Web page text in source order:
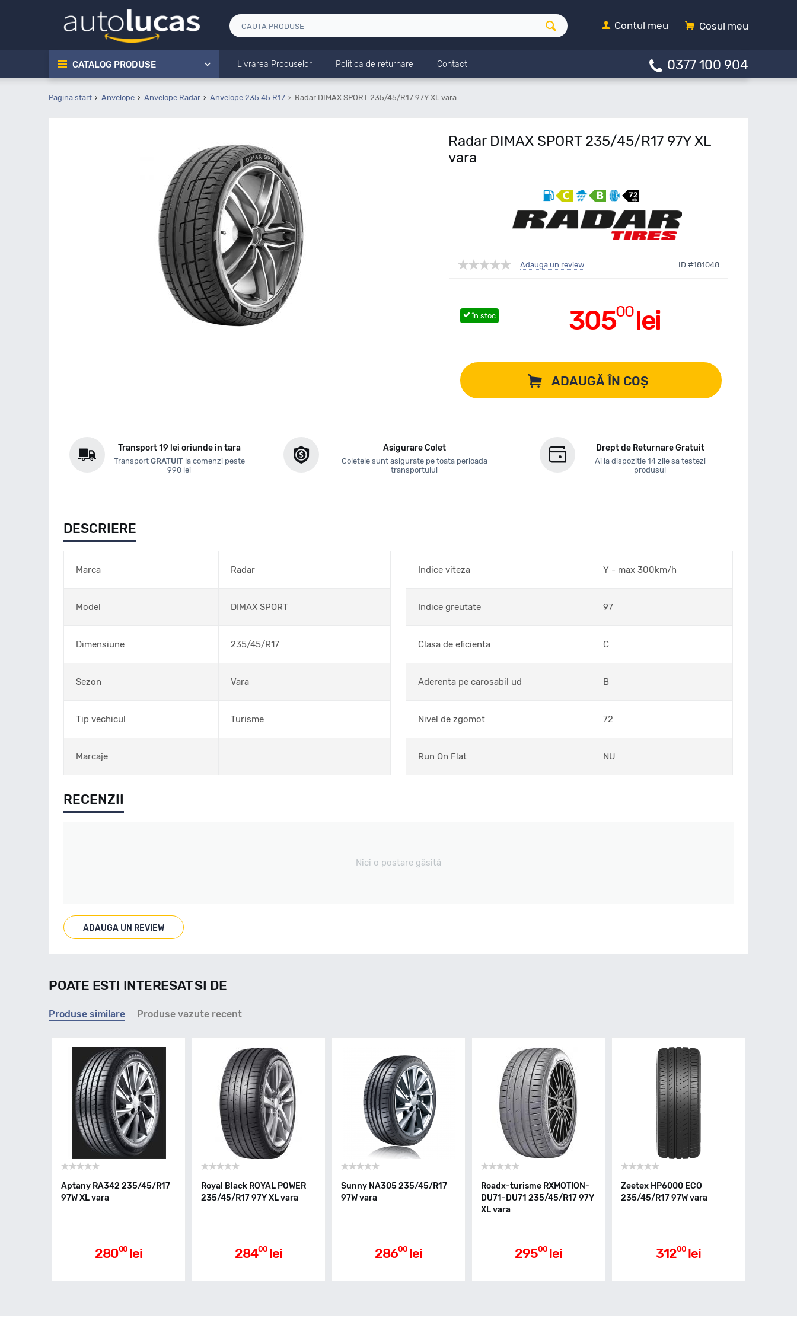
Cosul meu
Contul meu
CATALOG PRODUSE Livrarea Produselor Politica de returnare Contact 0377 100 904
Pagina start Anvelope Anvelope Radar Anvelope 235 45 R17 Radar DIMAX SPORT 235/45/R17 97Y XL vara
Radar DIMAX SPORT 235/45/R17 97Y XL
vara
Adauga un review ID #181048
30500lei
în stoc
ADAUGĂ ÎN COȘ
Transport 19 lei oriunde in tara
Transport GRATUITla comenzi peste
990 lei
Asigurare Colet
Coletele sunt asigurate pe toata perioada
transportului
Drept de Returnare Gratuit
Ai la dispozitie 14 zile sa testezi
produsul
DESCRIERE
Marca Radar
Model DIMAX SPORT
Dimensiune 235/45/R17
Sezon Vara
Tip vechicul Turisme
Marcaje
Indice viteza Y - max 300km/h
Indice greutate 97
Clasa de eficienta C
Aderenta pe carosabil ud B
Nivel de zgomot 72
Run On Flat NU
RECENZII
Nici o postare găsită
ADAUGA UN REVIEW
POATE ESTI INTERESAT SI DE
Produse similare Produse vazute recent
Aptany RA342 235/45/R17
97W XL vara
28000 lei
Royal Black ROYAL POWER
235/45/R17 97Y XL vara
28400 lei
Sunny NA305 235/45/R17
97W vara
28600 lei
Roadx-turisme RXMOTION-
DU71-DU71 235/45/R17 97Y
XL vara
29500 lei
Zeetex HP6000 ECO
235/45/R17 97W vara
31200 lei